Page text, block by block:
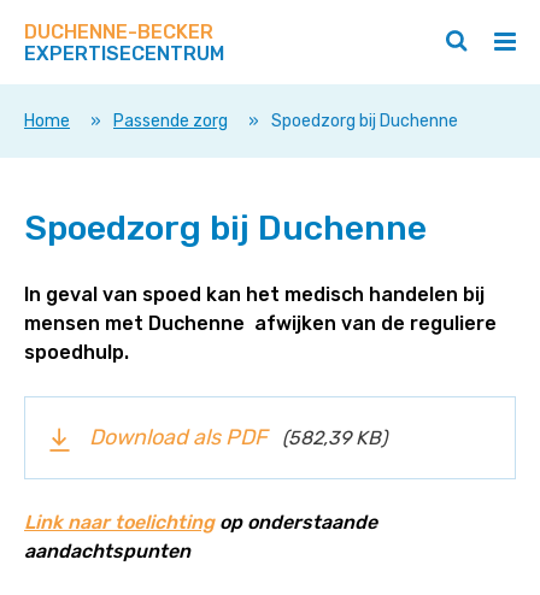
direct
op
deze
DUCHENNE-BECKER
EXPERTISECENTRUM
/
Zoeken
/
sluiten
Home » Passende zorg » Spoedzorg bij Duchenne
bij
Duchenne
Spoedzorg bij Duchenne
In geval van spoed kan het medisch handelen bij
mensen met Duchenne afwijken van de reguliere
spoedhulp.
Download als PDF (582,39 KB)
Link naar toelichtingop onderstaande
aandachtspunten